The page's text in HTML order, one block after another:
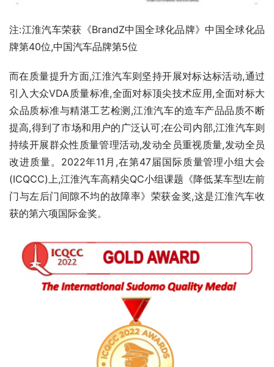
注:江淮汽车荣获《BrandZ中国全球化品牌》中国全球化品
牌第40位,中国汽车品牌第5位
而在质量提升方面,江淮汽车则坚持开展对标达标活动,通过
引入大众VDA质量标准,全面对标顶尖技术应用,全面对标大
众品质标准与精湛工艺检测,江淮汽车的造车产品品质不断
提高,得到了市场和用户的广泛认可;在公司内部,江淮汽车则
持续开展群众性质量管理活动,发动全员重视质量,发动全员
改进质量。2022年11月,在第47届国际质量管理小组大会
(ICQCC)上,江淮汽车高精尖QC小组课题《降低某车型Ⅰ左前
门与左后门间隙不均的故障率》荣获金奖,这是江淮汽车收
获的第六项国际金奖。